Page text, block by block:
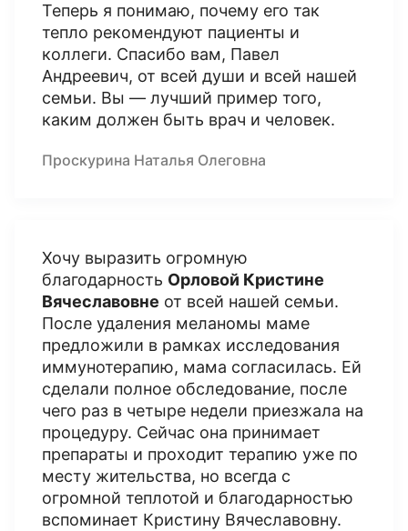
Теперь я понимаю, почему его так
тепло рекомендуют пациенты и
коллеги. Спасибо вам, Павел
Андреевич, от всей души и всей нашей
семьи. Вы — лучший пример того,
каким должен быть врач и человек.
Проскурина Наталья Олеговна
Хочу выразить огромную
благодарность Орловой Кристине
Вячеславовне от всей нашей семьи.
После удаления меланомы маме
предложили в рамках исследования
иммунотерапию, мама согласилась. Ей
сделали полное обследование, после
чего раз в четыре недели приезжала на
процедуру. Сейчас она принимает
препараты и проходит терапию уже по
месту жительства, но всегда с
огромной теплотой и благодарностью
вспоминает Кристину Вячеславовну.